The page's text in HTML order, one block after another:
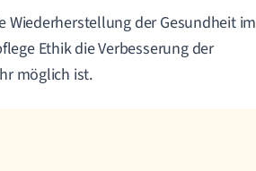
der Gesundheit im
Ethik die Verbesserung der
möglich ist.